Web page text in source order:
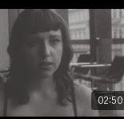
02:50